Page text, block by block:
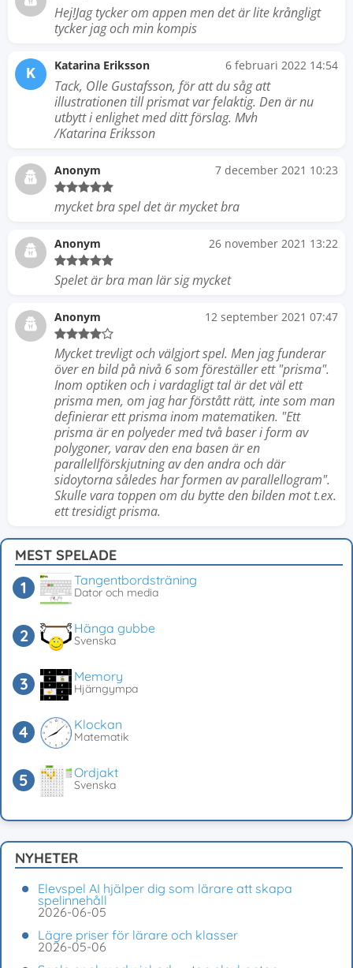
Hej!Jag tycker om appen men det är lite krångligt
tycker jag och min kompis
K Katarina Eriksson 6 februari 2022 14:54
Tack, Olle Gustafsson, för att du såg att
illustrationen till prismat var felaktig. Den är nu
utbytt i enlighet med ditt förslag. Mvh
/Katarina Eriksson
Anonym 7 december 2021 10:23
mycket bra spel det är mycket bra
Anonym 26 november 2021 13:22
Spelet är bra man lär sig mycket
Anonym 12 september 2021 07:47
Mycket trevligt och välgjort spel. Men jag funderar
över en bild på nivå 6 som föreställer ett "prisma".
Inom optiken och i vardagligt tal är det väl ett
prisma men, om jag har förstått rätt, inte som man
definierar ett prisma inom matematiken. "Ett
prisma är en polyeder med två baser i form av
polygoner, varav den ena basen är en
parallellförskjutning av den andra och där
sidoytorna således har formen av parallellogram".
Skulle vara toppen om du bytte den bilden mot t.ex.
ett tresidigt prisma.
MEST SPELADE
Tangentbordsträning
Dator och media
Hänga gubbe
Svenska
Memory
Hjärngympa
Klockan
Matematik
Ordjakt
Svenska
NYHETER
Elevspel AI hjälper dig som lärare att skapa
spelinnehåll
2026-06-05
Lägre priser för lärare och klasser
2026-05-06